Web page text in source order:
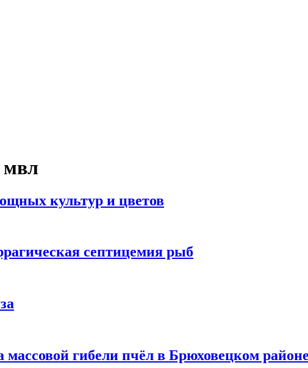
мвл
культур и цветов
септицемия рыб
массовой гибели пчёл в Брюховецком районе